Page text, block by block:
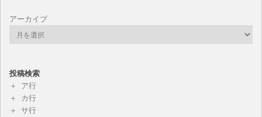
アーカイブ
投稿検索
ア行
カ行
サ行